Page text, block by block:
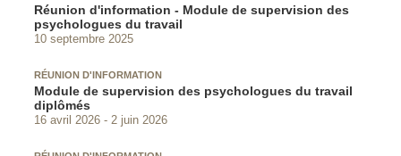
Réunion d'information - Module de supervision des
psychologues du travail
10 septembre 2025
RÉUNION D'INFORMATION
Module de supervision des psychologues du travail
diplômés
16 avril 2026 2 juin 2026